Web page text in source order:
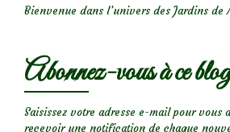
Bienvenue dans l’univers des Jardins de
Abonnez-vous à ce
Saisissez votre adresse e-mail pour vous
recevoir une notification de chaque